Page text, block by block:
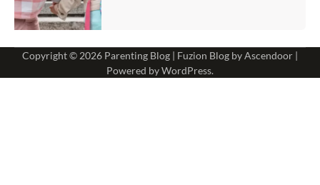
Copyright © 2026 Parenting Blog | Fuzion Blog byAscendoor |
Powered byWordPress.